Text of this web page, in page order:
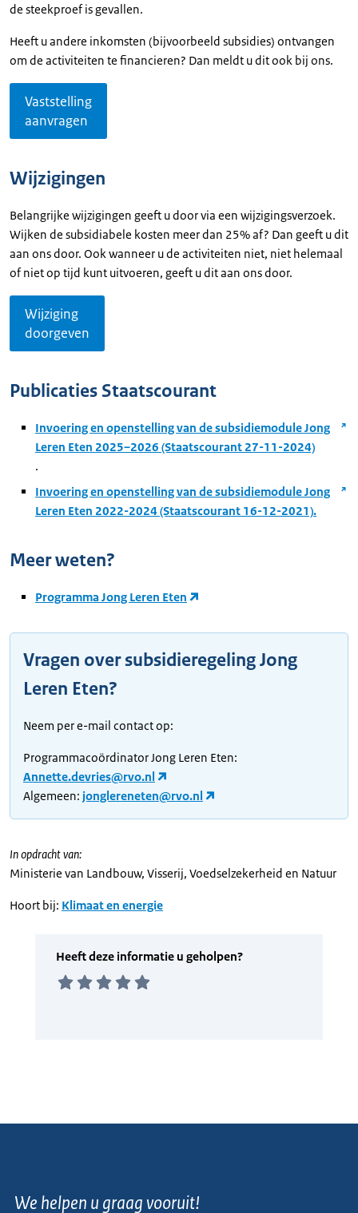
de steekproef is gevallen.
Heeft u andere inkomsten (bijvoorbeeld subsidies) ontvangen
om de activiteiten te financieren? Dan meldt u dit ook bij ons.
Vaststelling
aanvragen
Wijzigingen
Belangrijke wijzigingen geeft u door via een wijzigingsverzoek.
Wijken de subsidiabele kosten meer dan 25% af? Dan geeft u dit
aan ons door. Ook wanneer u de activiteiten niet, niet helemaal
of niet op tijd kunt uitvoeren, geeft u dit aan ons door.
Wijziging
doorgeven
Publicaties Staatscourant
Invoering en openstelling van de subsidiemodule Jong
Leren Eten 2025–2026 (Staatscourant 27-11-2024)
.
Invoering en openstelling van de subsidiemodule Jong
Leren Eten 2022-2024 (Staatscourant 16-12-2021).
Meer weten?
Programma Jong Leren Eten
Vragen over subsidieregeling Jong
Leren Eten?
Neem per e-mail contact op:
Programmacoördinator Jong Leren Eten:
Annette.devries@rvo.nl
Algemeen: jonglereneten@rvo.nl
In opdracht van:
Ministerie van Landbouw, Visserij, Voedselzekerheid en Natuur
Hoort bij: Klimaat en energie
We helpen u graag vooruit!